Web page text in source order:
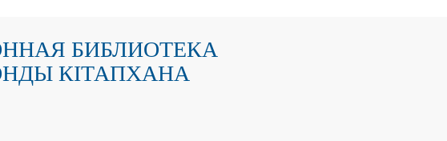
БИБЛИОТЕКА
КIТАПХАНА